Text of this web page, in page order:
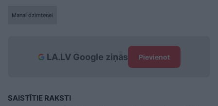
Manai dzimtenei
LA.LV Google ziņās Pievienot
SAISTĪTIE RAKSTI